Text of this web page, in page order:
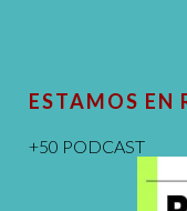
ESTAMOS EN
+50 PODCAST